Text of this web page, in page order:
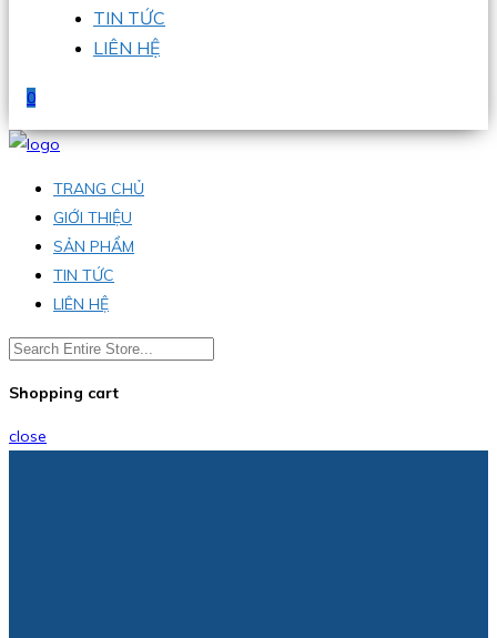
TIN TỨC
LIÊN HỆ
0
TRANG CHỦ
GIỚI THIỆU
SẢN PHẨM
TIN TỨC
LIÊN HỆ
Shopping cart
close